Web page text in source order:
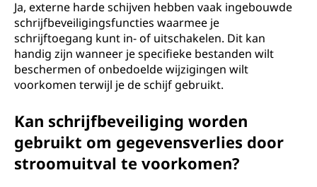
Ja, externe harde schijven hebben vaak ingebouwde
schrijfbeveiligingsfuncties waarmee je
schrijftoegang kunt in- of uitschakelen. Dit kan
handig zijn wanneer je specifieke bestanden wilt
beschermen of onbedoelde wijzigingen wilt
voorkomen terwijl je de schijf gebruikt.
Kan schrijfbeveiliging worden
gebruikt om gegevensverlies door
stroomuitval te voorkomen?